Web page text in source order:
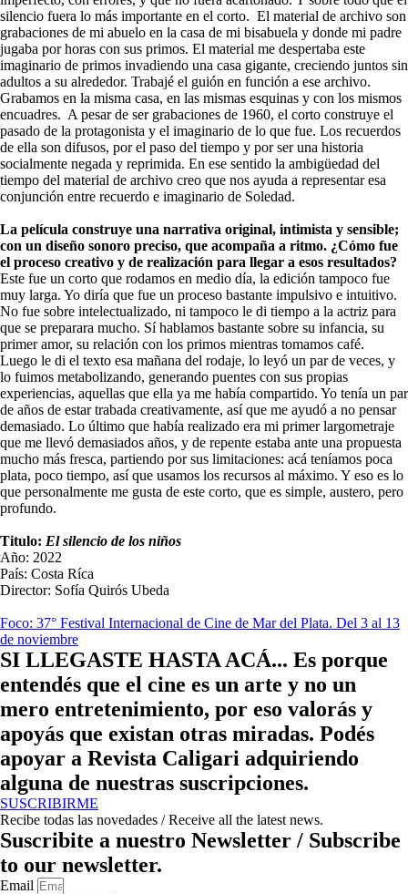
silencio fuera lo más importante en el corto. El material de archivo son
grabaciones de mi abuelo en la casa de mi bisabuela y donde mi padre
jugaba por horas con sus primos. El material me despertaba este
imaginario de primos invadiendo una casa gigante, creciendo juntos sin
adultos a su alrededor. Trabajé el guión en función a ese archivo.
Grabamos en la misma casa, en las mismas esquinas y con los mismos
encuadres. A pesar de ser grabaciones de 1960, el corto construye el
pasado de la protagonista y el imaginario de lo que fue. Los recuerdos
de ella son difusos, por el paso del tiempo y por ser una historia
socialmente negada y reprimida. En ese sentido la ambigüedad del
tiempo del material de archivo creo que nos ayuda a representar esa
conjunción entre recuerdo e imaginario de Soledad.
La película construye una narrativa original, intimista y sensible;
con un diseño sonoro preciso, que acompaña a ritmo. ¿Cómo fue
el proceso creativo y de realización para llegar a esos resultados?
Este fue un corto que rodamos en medio día, la edición tampoco fue
muy larga. Yo diría que fue un proceso bastante impulsivo e intuitivo.
No fue sobre intelectualizado, ni tampoco le di tiempo a la actriz para
que se preparara mucho. Sí hablamos bastante sobre su infancia, su
primer amor, su relación con los primos mientras tomamos café.
Luego le di el texto esa mañana del rodaje, lo leyó un par de veces, y
lo fuimos metabolizando, generando puentes con sus propias
experiencias, aquellas que ella ya me había compartido. Yo tenía un par
de años de estar trabada creativamente, así que me ayudó a no pensar
demasiado. Lo último que había realizado era mi primer largometraje
que me llevó demasiados años, y de repente estaba ante una propuesta
mucho más fresca, partiendo por sus limitaciones: acá teníamos poca
plata, poco tiempo, así que usamos los recursos al máximo. Y eso es lo
que personalmente me gusta de este corto, que es simple, austero, pero
profundo.
Titulo: El silencio de los niños
Año: 2022
País: Costa Ríca
Director: Sofía Quirós Ubeda
Foco: 37° Festival Internacional de Cine de Mar del Plata. Del 3 al 13
de noviembre​
SI LLEGASTE HASTA ACÁ... Es porque
entendés que el cine es un arte y no un
mero entretenimiento, por eso valorás y
apoyás que existan otras miradas. Podés
apoyar a Revista Caligari adquiriendo
alguna de nuestras suscripciones.
SUSCRIBIRME
Recibe todas las novedades / Receive all the latest news.
Suscribite a nuestro Newsletter / Subscribe
to our newsletter.
Email